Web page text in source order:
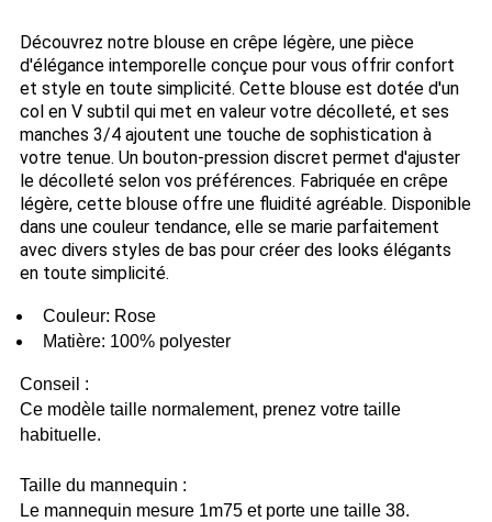
Découvrez notre blouse en crêpe légère, une pièce
d'élégance intemporelle conçue pour vous offrir confort
et style en toute simplicité. Cette blouse est dotée d'un
col en V subtil qui met en valeur votre décolleté, et ses
manches 3/4 ajoutent une touche de sophistication à
votre tenue. Un bouton-pression discret permet d'ajuster
le décolleté selon vos préférences. Fabriquée en crêpe
légère, cette blouse offre une fluidité agréable. Disponible
dans une couleur tendance, elle se marie parfaitement
avec divers styles de bas pour créer des looks élégants
en toute simplicité.
Couleur: Rose
Matière: 100% polyester
Conseil :
Ce modèle taille normalement, prenez votre taille
habituelle.
Taille du mannequin :
Le mannequin mesure 1m75 et porte une taille 38.